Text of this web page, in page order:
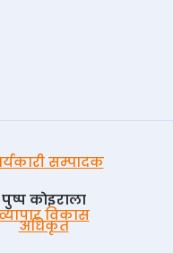
सम्पादक
पुष्प काेइराला
विकास
अधिकृत